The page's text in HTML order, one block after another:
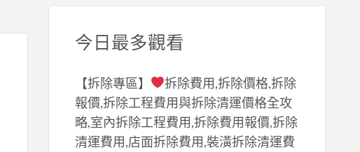
今日最多觀看
【拆除專區】
拆除費用,拆除價格,拆除
報價,拆除工程費用與拆除清運價格全攻
略,室內拆除工程費用,拆除費用報價,拆除
清運費用,店面拆除費用,裝潢拆除清運費